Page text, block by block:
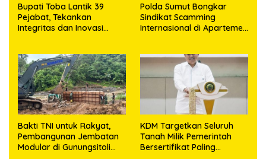
Bupati Toba Lantik 39
Pejabat, Tekankan
Integritas dan Inovasi
Polda Sumut Bongkar
Sindikat Scamming
Internasional di Apartemen
Bakti TNI untuk Rakyat,
Pembangunan Jembatan
Modular di Gunungsitoli
KDM Targetkan Seluruh
Tanah Milik Pemerintah
Bersertifikat Paling